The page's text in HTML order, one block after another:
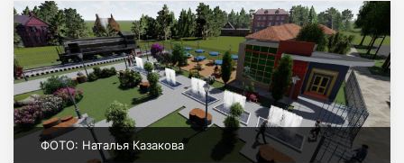
ФОТО: Наталья Казакова